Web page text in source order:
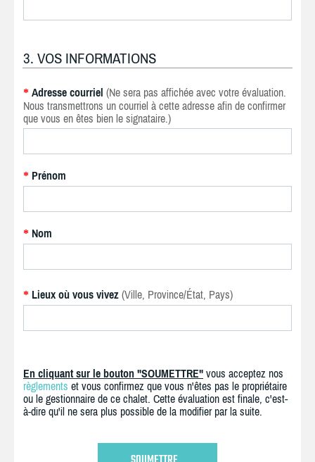
3. VOS INFORMATIONS
* Adresse courriel (Ne sera pas affichée avec votre évaluation.
Nous transmettrons un courriel à cette adresse afin de confirmer
que vous en êtes bien le signataire.)
* Prénom
* Nom
* Lieux où vous vivez (Ville, Province/État, Pays)
En cliquant sur le bouton "SOUMETTRE" vous acceptez nos
règlements et vous confirmez que vous n'êtes pas le propriétaire
ou le gestionnaire de ce chalet. Cette évaluation est finale, c'est-
à-dire qu'il ne sera plus possible de la modifier par la suite.